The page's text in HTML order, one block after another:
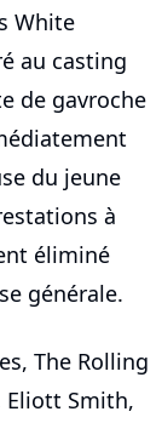
White
au casting
de gavroche
du jeune
à
éliminé
générale.
The Rolling
Eliott Smith,